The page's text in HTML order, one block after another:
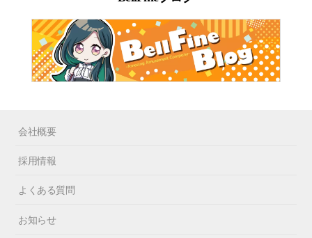
会社概要
採用情報
よくある質問
お知らせ